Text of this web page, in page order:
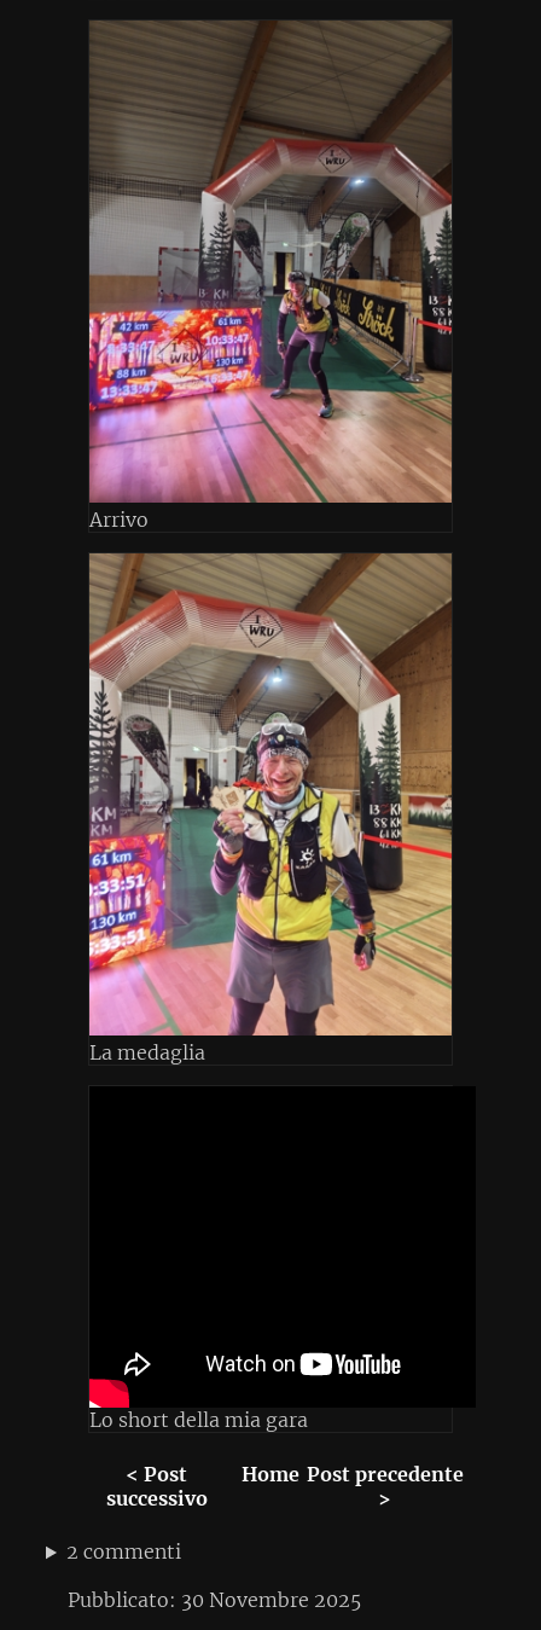
Arrivo
La medaglia
Lo short della mia gara
< Post
successivo
Home Post precedente
>
2 commenti
Pubblicato: 30 Novembre 2025